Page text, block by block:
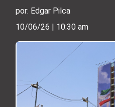
por: Edgar Pilca
10/06/26 | 10:30 am